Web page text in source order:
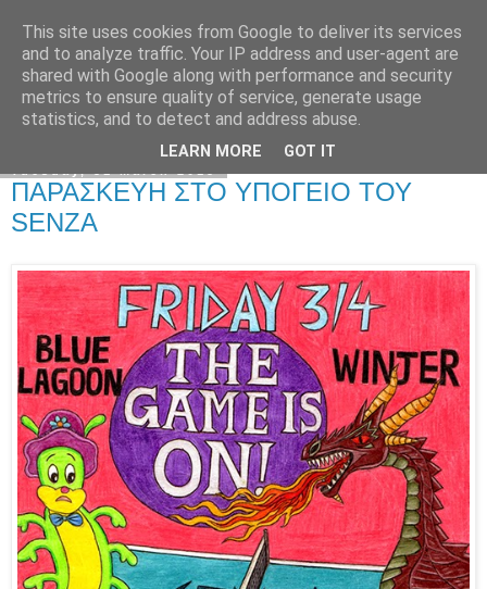
Kormoranos
ΠΑΡΑΣΚΕΥΗ ΣΤΟ ΥΠΟΓΕΙΟ ΤΟΥ
SENZA
This site uses cookies from Google to deliver its services
and to analyze traffic. Your IP address and user-agent are
shared with Google along with performance and security
metrics to ensure quality of service, generate usage
statistics, and to detect and address abuse.
LEARN MORE GOT IT